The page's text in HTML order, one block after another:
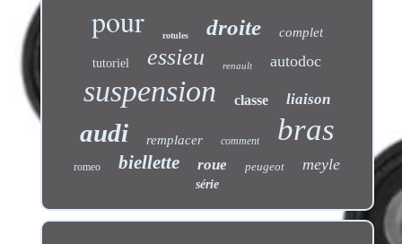
pour rotules droite complet
tutoriel essieu renault autodoc
suspension classe liaison
audi remplacer comment bras
romeo biellette roue peugeot meyle
série